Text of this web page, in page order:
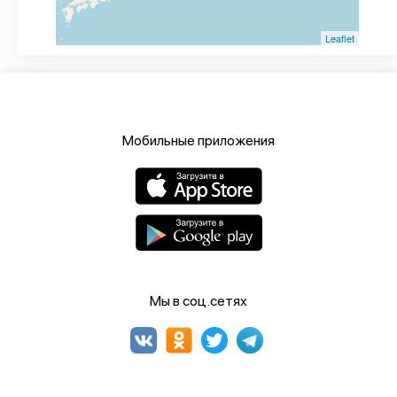
Leaflet
Мобильные приложения
Мы в соц.сетях